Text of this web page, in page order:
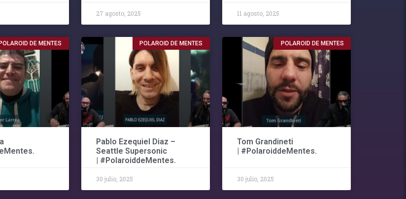
27 agosto, 2025 11 agosto, 2025
POLAROID DE MENTES POLAROID DE MENTES
Pablo Ezequiel Diaz –
Seattle Supersonic
| #PolaroiddeMentes.
30 julio, 2025
POLAROID DE MENTES
Tom Grandineti
| #PolaroiddeMentes.
30 julio, 2025